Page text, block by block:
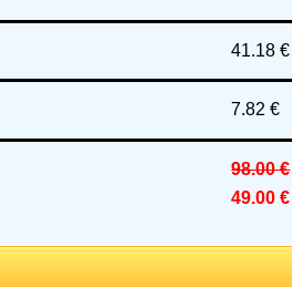
41.18 €
7.82 €
98.00 €
49.00 €